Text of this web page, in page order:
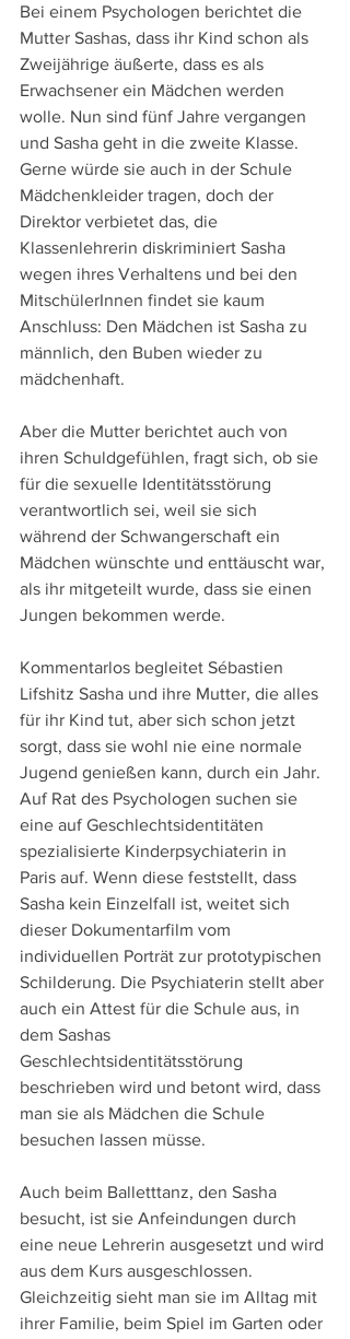
Bei einem Psychologen berichtet die
Mutter Sashas, dass ihr Kind schon als
Zweijährige äußerte, dass es als
Erwachsener ein Mädchen werden
wolle. Nun sind fünf Jahre vergangen
und Sasha geht in die zweite Klasse.
Gerne würde sie auch in der Schule
Mädchenkleider tragen, doch der
Direktor verbietet das, die
Klassenlehrerin diskriminiert Sasha
wegen ihres Verhaltens und bei den
MitschülerInnen findet sie kaum
Anschluss: Den Mädchen ist Sasha zu
männlich, den Buben wieder zu
mädchenhaft.
Aber die Mutter berichtet auch von
ihren Schuldgefühlen, fragt sich, ob sie
für die sexuelle Identitätsstörung
verantwortlich sei, weil sie sich
während der Schwangerschaft ein
Mädchen wünschte und enttäuscht war,
als ihr mitgeteilt wurde, dass sie einen
Jungen bekommen werde.
Kommentarlos begleitet Sébastien
Lifshitz Sasha und ihre Mutter, die alles
für ihr Kind tut, aber sich schon jetzt
sorgt, dass sie wohl nie eine normale
Jugend genießen kann, durch ein Jahr.
Auf Rat des Psychologen suchen sie
eine auf Geschlechtsidentitäten
spezialisierte Kinderpsychiaterin in
Paris auf. Wenn diese feststellt, dass
Sasha kein Einzelfall ist, weitet sich
dieser Dokumentarfilm vom
individuellen Porträt zur prototypischen
Schilderung. Die Psychiaterin stellt aber
auch ein Attest für die Schule aus, in
dem Sashas
Geschlechtsidentitätsstörung
beschrieben wird und betont wird, dass
man sie als Mädchen die Schule
besuchen lassen müsse.
Auch beim Balletttanz, den Sasha
besucht, ist sie Anfeindungen durch
eine neue Lehrerin ausgesetzt und wird
aus dem Kurs ausgeschlossen.
Gleichzeitig sieht man sie im Alltag mit
ihrer Familie, beim Spiel im Garten oder